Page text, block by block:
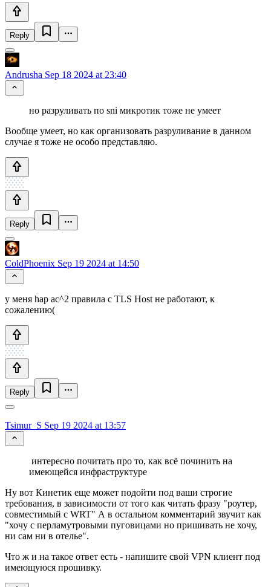
Reply
Andrusha Sep 18 2024 at 23:40
но разруливать по sni микротик тоже не умеет
Вообще умеет, но как организовать разруливание в данном
случае я тоже не особо представляю.
Reply
ColdPhoenix Sep 19 2024 at 14:50
у меня hap ac^2 правила с TLS Host не работают, к
сожалению(
Reply
Tsimur_S Sep 19 2024 at 13:57
интересно почитать про то, как всё починить на
имеющейся инфраструктуре
Ну вот Кинетик еще может подойти под ваши строгие
требования, в зависимости от того как читать фразу "роутер,
совместимый с WRT" А в остальном комментарий звучит как
"хочу с перламутровыми пуговицами но пришивать не хочу,
ни сам ни в отелье".
Что ж и на такое ответ есть - напишите свой VPN клиент под
имеющуюся прошивку.